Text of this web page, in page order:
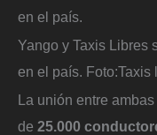
en el país.
Yango y Taxis Libres
en el país. Foto:Taxis
La unión entre
de 25.000